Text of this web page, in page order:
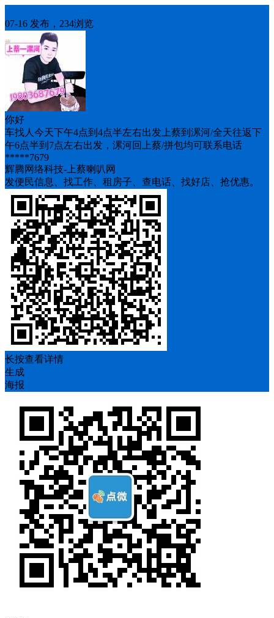
07-16 发布，234浏览
你好
车找人今天下午4点到4点半左右出发上蔡到漯河/全天往返下
午6点半到7点左右出发，漯河回上蔡/拼包均可联系电话
*****7679
辉腾网络科技-上蔡喇叭网
发便民信息、找工作、租房子、查电话、找好店、抢优惠。
长按查看详情
生成
海报